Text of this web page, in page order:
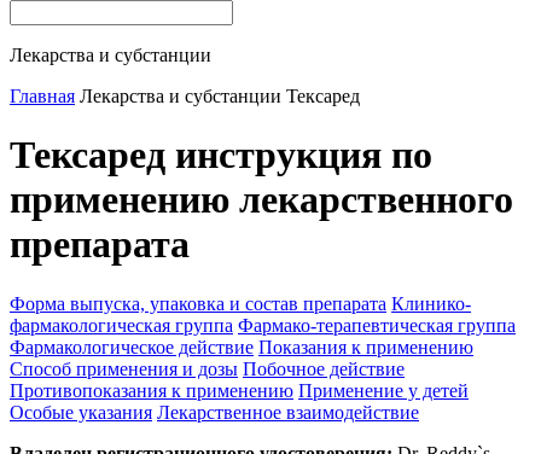
Лекарства и субстанции
Главная Лекарства и субстанции Тексаред
Тексаред инструкция по
применению лекарственного
препарата
Форма выпуска, упаковка и состав препарата Клинико-
фармакологическая группа Фармако-терапевтическая группа
Фармакологическое действие Показания к применению
Способ применения и дозы Побочное действие
Противопоказания к применению Применение у детей
Особые указания Лекарственное взаимодействие